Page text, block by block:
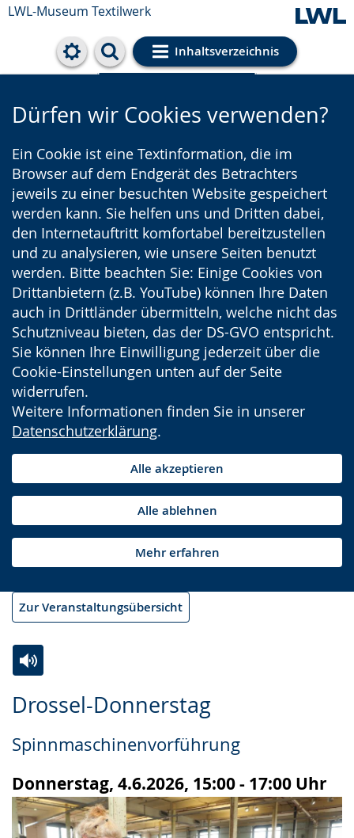
LWL-Museum Textilwerk
Inhaltsverzeichnis
Cookie-Einstellungen
Dürfen wir Cookies verwenden?
Ein Cookie ist eine Textinformation, die im
Browser auf dem Endgerät des Betrachters
jeweils zu einer besuchten Website gespeichert
werden kann. Sie helfen uns und Dritten dabei,
den Internetauftritt komfortabel bereitzustellen
und zu analysieren, wie unsere Seiten benutzt
werden. Bitte beachten Sie: Einige Cookies von
Drittanbietern (z.B. YouTube) können Ihre Daten
auch in Drittländer übermitteln, welche nicht das
Schutzniveau bieten, das der DS-GVO entspricht.
Sie können Ihre Einwilligung jederzeit über die
Cookie-Einstellungen unten auf der Seite
widerrufen.
Weitere Informationen finden Sie in unserer
Datenschutzerklärung.
Alle akzeptieren
Alle ablehnen
Mehr erfahren
Zur Veranstaltungsübersicht
Drossel-Donnerstag
Spinnmaschinenvorführung
Donnerstag, 4.6.2026, 15:00 - 17:00 Uhr
Leichten
wechseln.
Audio-
Video
Deutscher
Gebärdensprache
wird
angezeigt.